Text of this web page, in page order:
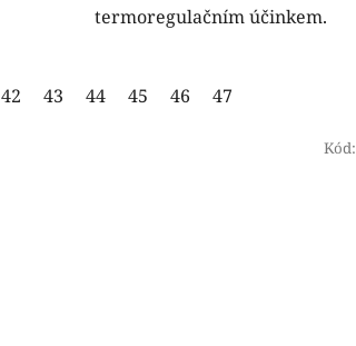
termoregulačním účinkem.
42 43 44 45 46 47
Kód: